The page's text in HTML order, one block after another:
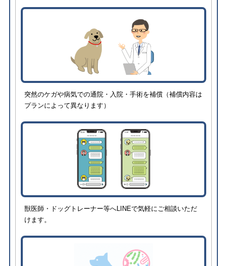
突然のケガや病気での通院・入院・手術を補償（補償内容は
プランによって異なります）
獣医師・ドッグトレーナー等へLINEで気軽にご相談いただ
けます。